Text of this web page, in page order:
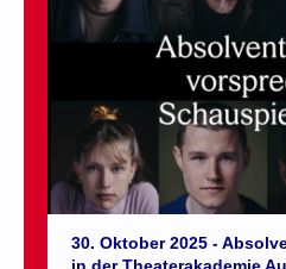
30. Oktober 2025 -